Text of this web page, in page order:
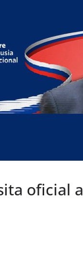
oficial